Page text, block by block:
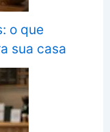
o que
sua casa